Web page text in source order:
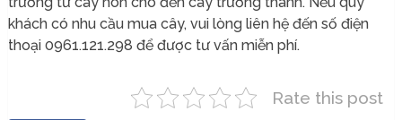
khách có nhu cầu mua cây, vui lòng liên hệ đến số điện
thoại 0961.121.298 để được tư vấn miễn phí.
Rate this post